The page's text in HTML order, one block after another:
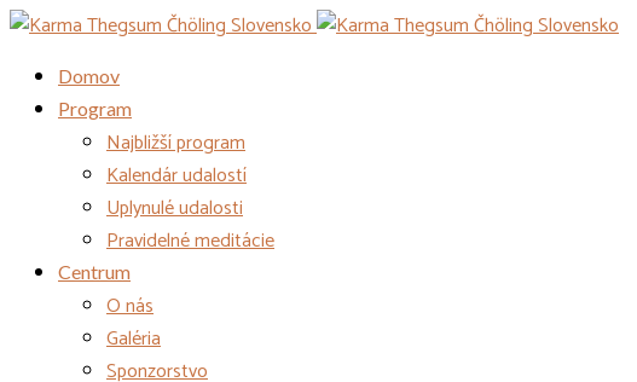
Domov
Program
Najbližší program
Kalendár udalostí
Uplynulé udalosti
Pravidelné meditácie
Centrum
O nás
Galéria
Sponzorstvo